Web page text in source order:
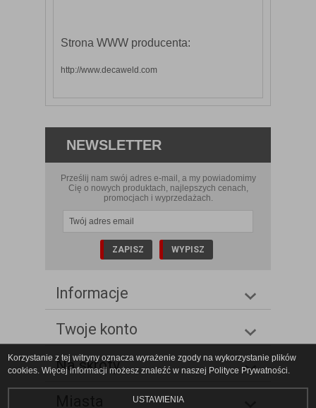
Strona WWW producenta:
http://www.decaweld.com
NEWSLETTER
Prześlij nam swój adres e-mail, a my powiadomimy
Cię o nowych produktach, najlepszych cenach,
promocjach i wyprzedażach.
Informacje
Twoje konto
Na skróty
Korzystanie z tej witryny oznacza wyrażenie zgody na wykorzystanie plików
cookies. Więcej informacji możesz znaleźć w naszej Polityce Prywatności.
USTAWIENIA